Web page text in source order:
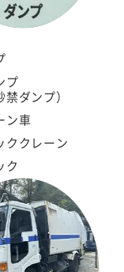
プ
禁ダンプ）
ン車
ククレーン
ク